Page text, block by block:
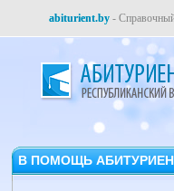
abiturient.by -
В ПОМОЩЬ